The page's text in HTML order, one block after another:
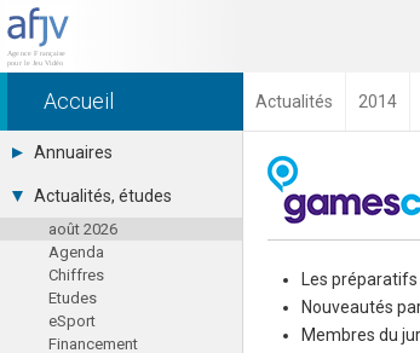
Accueil Actualités 2014
Annuaires
Toutes les sociétés (691)
Studios (418)
Editeurs (49)
Distributeurs (16)
Hard. / Accessoires (10)
Middlewares (15)
Prestataires (99)
Assoc. / Syndicats (21)
Actualités, études
août 2026
Agenda
Chiffres
Etudes
eSport
Financement
Les
Nouveautés
Membres du